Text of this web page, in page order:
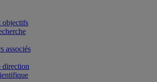
objectifs
associés
direction